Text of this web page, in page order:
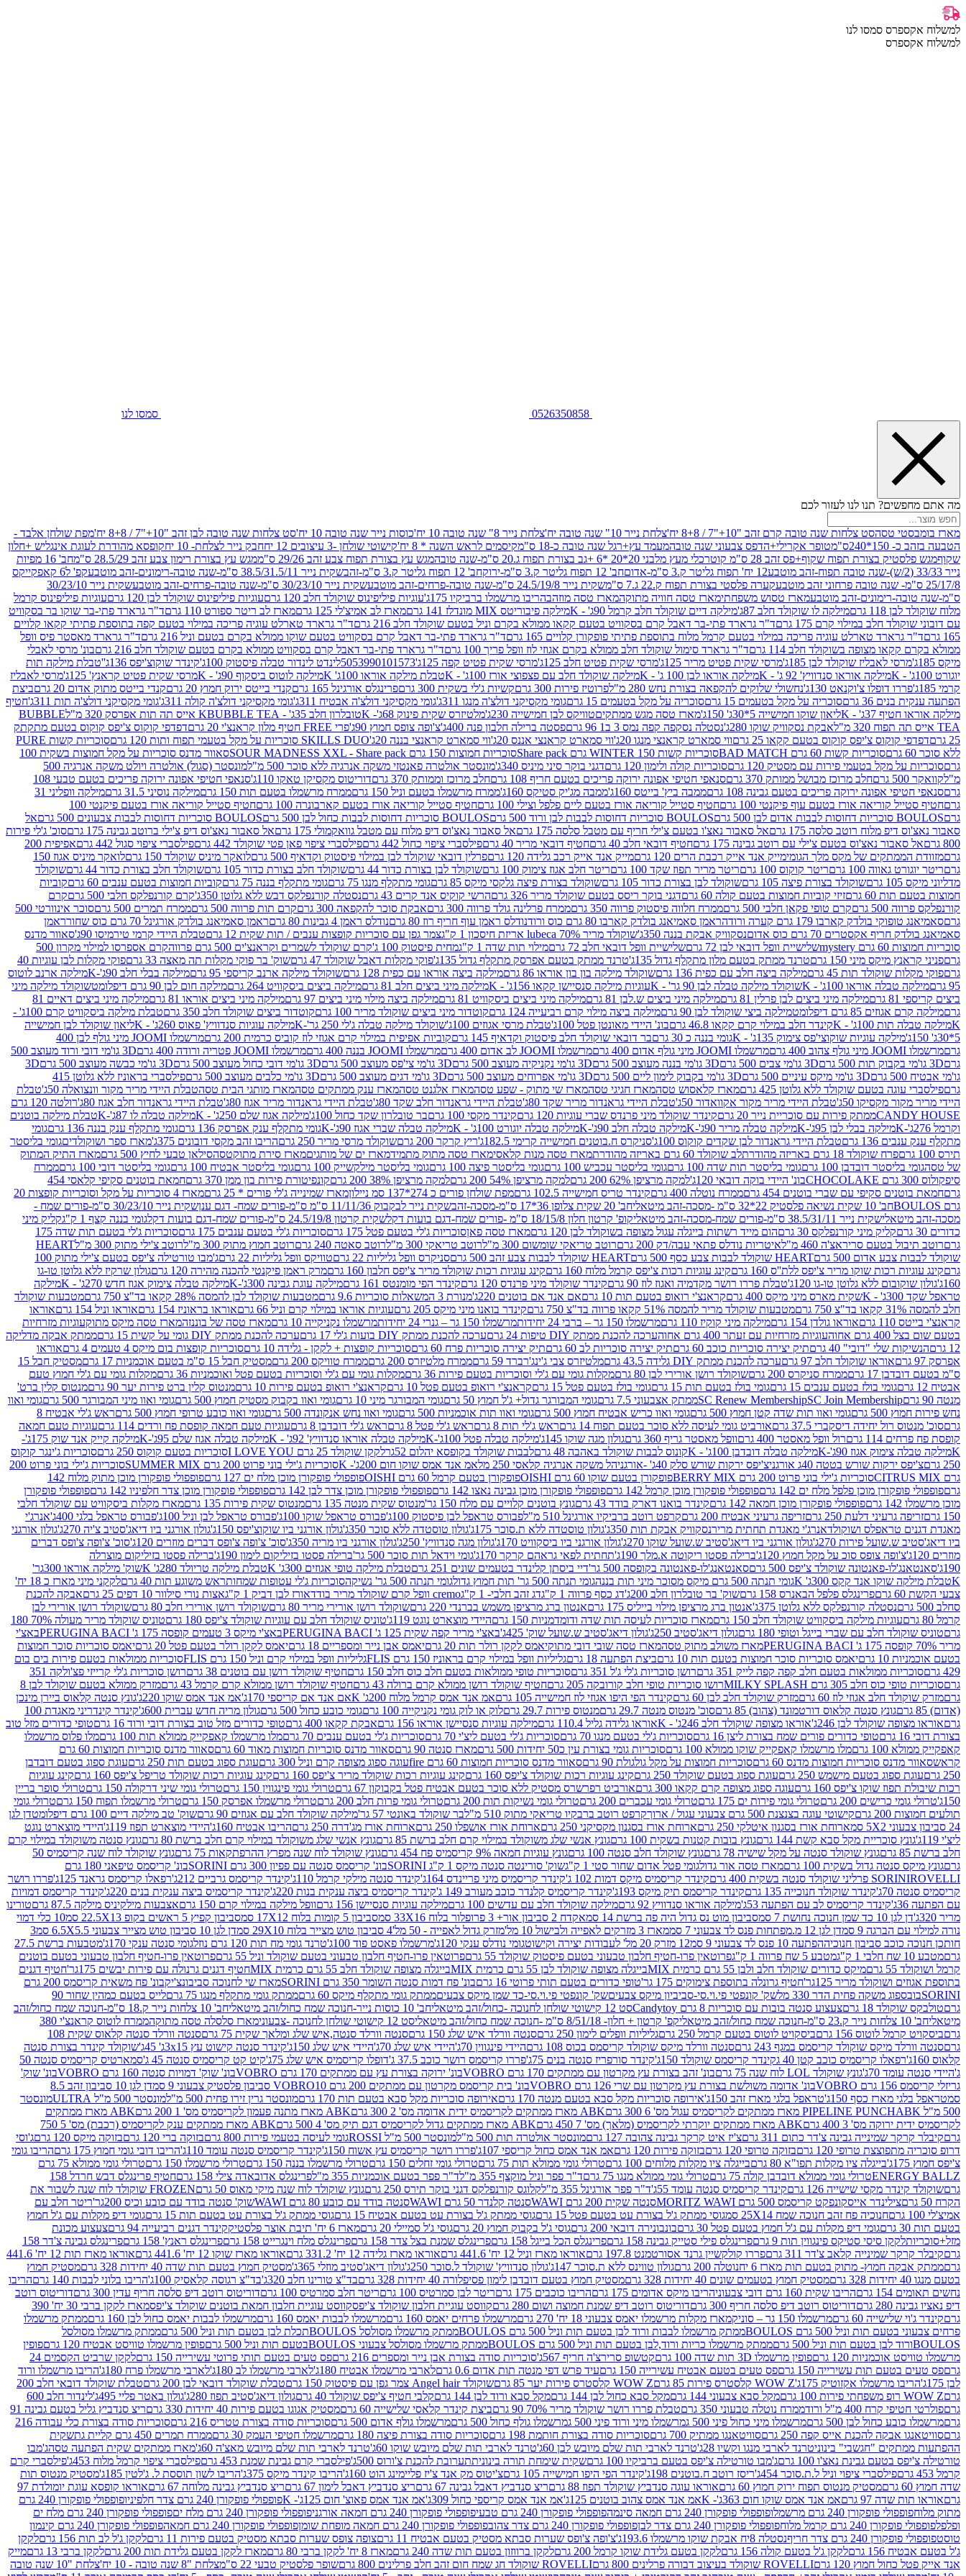
למשלוח אקספרס סמסו לנו
למשלוח אקספרס
0526350858 סמסו לנו
מה אתם מחפשים? תנו לנו לעזור לכם
מארז בומבסטי טסהסט צלחות שנה טובה קרם זהב "10+"7 / 8+8 יח' צלחת נייר 10" שנה טובה יח' צלחת נייר 8" שנה טובה 10 יח' כוסות נייר שנה טובה 10 יח' סט צלחות שנה טובה לבן זהב "10+"7 / 8+8 יח'
מפת שולחן אלבד -
הטבעה בזהב כ- 150*240ס"מ
טופר אקרילי+הדפס צבעוני שנה טובהמעמד עץ+רגל שנה טובה כ-18 ס"מ קיסמים לראש השנה * 8 יח' קישוטי שולחן -3 עיצובים 12 יח חבק נייר לצלחת- 10 יח
קופסא מהודרת לעוגת אינגליש +חלון
שקוףמגש פלסטיק בצורת תפוח שקוף+פס זהב 28 ס"מ קוטר כלי מעץ מלבני 20*20 *6 +גב בצורת תפוח ג.20 ס"מ-שנה טובה מגש עץ בצורת תפוח צבע זהב 29/26 ס"מ מגש עץ בצורת רימון צבע זהב 28.5/29 ס"מ
חב' 16 מפיות
נייר 33/33 (2/ש)-שנה טובה תפוח-זהב מוטבע
12 יח' תפוח גליטר ק.3 ס"מ-אדום חב' 12 תפוח גליטר ק.3 ס"מ-ירוק חב' 12 תפוח גליטר ק.3 ס"מ-זהב שקית נייר 38.5/31.5/11 ס"מ-שנה טובה-רימונים-זהב מוטבע
קפ' ל6 קאפקייקס
25/17/8 ס"מ- שנה טובה פרחוני זהב מוטבע
קערה פלסטי בצורת תפוח ק.22 ג.7 ס"מ שקית נייר 24.5/19/8 ס"מ-שנה טובה-פרחים-זהב מוטבע שקית נייר 30/23/10 ס"מ-שנה טובה-פרחים-זהב מוטבע
שקית נייר 30/23/10
ס"מ-שנה טובה-רימונים-זהב מוטבעמארז טסוש משפחתימארז טסה חוויה מתוקהמארז טסה מוזהבהריבו מרשמלו ברביקיו 175ג' עוגיות פיליפינוס שוקולד חלב 120 גרם עוגיות פיליפינוס שוקולד לבן 120 גרם
עוגיות פיליפינוס קרמל
מלוח שוקולד לבן 118 גרם
מילקה לו שוקולד חלב 87ג' מילקה דיים שוקולד חלב קרמל 90ג' - K מילקה פיבוריטס MIX מונדלז 141 גרם מארז לב אמיצ'לי 125 גרם מארז לב ריטר ספורט 110 גרם
ד"ר גרארד פתי-בר שוקו בר בסקוויט
עם דובוני שוקולד חלב במילוי קרם 175 גרם
ד"ר גרארד פתי-בר דאבל קרם בסקוויט בטעם קקאו ממולא בקרם וניל בטעם שוקולד חלב 216 גרם
ד"ר גרארד טארלט עוגיה פריכה במילוי בטעם קפה בתוספת פתיתי קקאו קלויים
165 גרם
ד"ר גרארד טארלט עוגיה פריכה במילוי בטעם קרמל מלוח בתוספת פתיתי פופקורן קלויים 165 גרם ד"ר גרארד פתי-בר דאבל קרם בסקוויט בטעם שוקו ממולא בקרם בטעם וניל 216 גרם
ד"ר גרארד מאסטר פיס וופל
ממולא בקרם קקאו מצופה בשוקולד חלב 114 גרם
ד"ר גרארד סימול שוקולד חלב ממולא בקרם אגוזי לוז וופל פריך 100 גרם ד"ר גרארד פתי-בר דאבל קרם בסקוויט ממולא בקרם בטעם שוקולד חלב 216 גרם
בונ' מרסי לאבלי
מיקס 185ג'
מרסי לאבליז שוקולד לבן 185ג' מרסי שקית פטיט מריר 125ג' מרסי שקית פטיט חלב 125ג' מרסי שקית פטיט קפה 125ג' 5053990101573לינדט לינדור טבלה פיסטוק 100ג' קינדר שוקוצ'יפס 136ג'
'טבלת מילקה תות
יוגורט 100ג' - K
מילקה אוראו סנדוויץ' 92 ג' - K מילקה אוראו לבן 100 ג' - K מילקה שוקולד חלב עם פצפוצי אורז 100ג' - K טבלת מילקה אוראו 100ג' K מילקה לוטוס ביסקוף 90ג' - K מרסי שקית פטיט קראנץ' 125ג'
מרסי לאבליז
קרמי 185ג'
פררו דופלו צ'וקנאט 130ג' נחשולי שלוקים להקפאה בצורת נחש 280 מ"ל פרוטיז פירות 300 גרם קשיות ג'לי בשקית 300 גרם פרינגלס אורגינל 165 גרם קנדי בייטס ירוק חמוץ 20 גרם קנדי בייטס מתוק אדום 20 גרם
ביצת
הפתעה ענקית בנים 36 גרם
סוכריה על מקל בטעמים 15 גרם סוכריה על מקל בטעמים 15 גרם גומי מקסיקני דולצ'ה מנגו 311ג' גומי מקסיקני דולצ'ה אבטיח 311ג' גומי מקסיקני דולצ'ה קולה 311ג' גומי מקסיקני דולצ'ה תות 311ג'
חטיף
מילקה אוראו חטיף 37ג' - K
ליאון שוקו חמישייה 5*30ג' 150ג' מארז טסה מגש ממתקיםטוויקס לבן חמישייה 230ג' מלטיזרס שקית פינוק 68ג'- K טובלרון חלב 35ג' - K BUBBLE TEA אייס תה תות אפרסק 320 מ"ל
BUBBLE
TEA אייס תה תפוח 320 מ"ל
אבקת נסקוויק שוקו 280ג' נסטלה נסקפה קפה נמס 3 ב1 96 גרם פסטה ברילה חלבון פנה 400ג' צ'ופה צופס חמוץ 90ג' פרי FREE חטיף מלון קראנצ'י 20 גרם
דפדפי קוקוס צ'יפס קוקוס בטעם מתקתק
25 גרם
דפדפי קוקוס צ'יפס קוקוס בטעם קקאו 25 גרם ווי סמארט קראנצי מנגו 20ג' ווי סמארט קראנצי אננס 20ג' ווי סמארט קראנצי בננה 20ג' SKILLS DUO סוכריות על מקל בטעמי תפוח ותות 120 גרם
סוכריות קשות PURE
ללא סוכר 60 גרם
סוכריות קשות 60 גרם BAD MATCH סוכריות קשות WINTER 150 גרם Share pack סוכריות חמוצות 150 גרם SOUR MADNESS XXL - Share pack
סאוור מדנס סוכריות על מקל חמוצות בשקית 100
גרםסוכריות על מקל בטעמי פירות עם מסטיק 120 גרם סוכריות קולה ולימון 120 גרם דגני בוקר סיני מיניס 340ג' מונסטר אולטרה פאנטזי משקה אנרגיה ללא סוכר 500 מ"ל
מונסטר (סגול) אולטרה ויולט משקה אנרגיה 500
מ"לקוואקר 500 גרם חלב מרוכז מבושל ממותק 370 גרם סנאפי חטיפי אפונה ירוקה פריכים בטעם חריף 108 גרם חלב מרוכז וממותק 370 גרם דוריטוס מקסיקן טאקו 110ג'
סנאפי חטיפי אפונה ירוקה פריכים בטעם טבעי 108
גרםסנאפי חטיפי אפונה ירוקה פריכים בטעם גבינה 108 גרם ממבה ביץ' בייטס 160ג' ממבה מג'יק סטיקס 160ג' ממרח מרשמלו בטעם וניל 150 גרם ממרח מרשמלו בטעם תות 150 גרם מילקה נוסיני 31.5 גרם
מילקה וופליני 31
גרםחטיף סטייל קוריאה אורז בטעם עוף פיקנטי 100 גרם חטיף סטייל קוריאה אורז בטעם ליים פלפל וצילי 100 גרם חטיף סטייל קוריאה אורז בטעם קארבונרה 100 גרם
חטיף סטייל קוריאה אורז בטעם פיקנטי 100
גרםBOULOS סוכריות דחוסות לבבות אדום לבן 500 גרם BOULOS סוכריות דחוסות לבבות לבן ורוד 500 גרם BOULOS סוכריות דחוסות לבבות כחול לבן 500 גרם BOULOS סוכריות דחוסות לבבות צבעונים 500 גרם
אל
סאבור נאצ'וס דיפ מלוח רוטב סלסה 175 גרם
אל סאבור נאצ'ו בטעם צ'ילי חריף עם מטבל סלסה 175 גרם אל סאבור נאצ'וס דיפ מלוח עם מטבל גוואקמולי 175 גרם אל סאבור נאצ'וס דיפ צ'ילי ברוטב גבינה 175 גרם
סוכ' ג'לי פירות
800 גרם
אל סאבור נאצ'וס בטעם צ'ילי עם רוטב גבינה 175 גרם חטיף דובאי חלב 40 גרם חטיף דובאי מריר 40 גרם פילסברי ציפוי כחול 442 גרם פילסברי ציפוי פאן פטי שוקולד 442 גרם פילסברי ציפוי סגול 442 גרם
אפיפית 200
גרםמזוודת הממתקים של מקס מלך הגומימייק אנד אייק רכבת הרים 120 גרם מייק אנד אייק רכב גלידה 120 גרם פרלין דובאי שוקולד לבן במילוי פיסטוק וקדאיף 500 גרם לואקר מיניס שוקולד 150 גרם
לואקר מיניס אגוז 150
גרםריטר יוגורט גאווה 100 גרם ריטר קוקוס 100 גרם ריטר מריר תפוז שקד 100 גרם ריטר חלב אגוז צימוק 100 גרם שוקולד לבן בצורת כדור 44 גרם שוקולד חלב בצורת כדור 105 גרם שוקולד חלב בצורת כדור 44 גרם
שוקולד
מדליוני מיקס 105 גרם
שוקולד בצורת פיצה 105 גרם שוקולד לבן בצורת כדור 105 גרם שוקולד בצורת פיצה גלקסי מיקס 85 גרם גומי מתקלף מנגו 75 גרם גומי מתקלף בננה 75 גרם קוביות חמוצות בטעם ענבים 60 גרם
קוביות
חמוצות בטעם תות 60 גרם
זיזי קוביות חמוצות בטעם קולה 60 גרם דגני בוקר ריסס בטעם שוקולד מריר 326 גרם הרשי קוקיס אנד קרים 43 גרם נסטלה קורנפלקס דבש ללא גלוטן 350ג' קרם קורנפלקס חלבי 500 גרם
קרם
קורנפלקס פרווה 500 גרם
קרם טופי פקאן חלבי 500 גרם ממרח חלווה פיסטוק פרווה 350 גרם ממרח פרלינה גולד פרווה 300 גרם אבקת סוכר להקפאה 300 גרם קרם תות פרווה 500 גרם ממרח תמרים 500 גרם
סוכר אינוורטי 500
גרםסאמיאנג טופוקי בולדק קארבו 179 גרם קערה ורודה ראמן סאמיאנג בולדק קארבו 80 גרם כוס ורוד נודלס ראמן עוף חריף רוז 80 גרם נודלס ראמן 4 גבינות 80 גרם ראמן סאמיאנג בולדק אורגינל 70 גרם כוס שחור
ראמן
סאמיאנג בולדק חריף אקסטרים 70 גרם כוס אדום
נסקוויק אבקת בננה 350ג' שוקולד מריר 70% lubeca אריזת חיסכון 1 ק"ג צמר גפן עם סוכריות קופצות ענבים / תות שקית 12 גרם טבלת היידי קרמי טירמיסו 90ג'
סאוור מדנס
סוכריות חמוצות 60 גרם mystery
שלישיית וופל דובאי לבן 72 גרם שלישיית וופל דובאי חלב 72 גרם מילוי תות שדה 1 ק"ג מחית פיסטוק 100 ג' קרם שוקולד לשמרים וקראנצ'ים 500 גרם פרווה
קרם אספרסו למילוי מקרון 500
גרםפניני קראנץ מיקס מיני 150 גרם טרנד ממתק בטעם מלון מתקלף גדול 135ג' טרנד ממתק בטעם אפרסק מתקלף גדול 135ג' פוקי מקלות דאבל שוקולד 47 גרם שוק' בר פוקי מקלות תה מאצה 33 גרם
פוקי מקלות לבן עוגיות 40
גרםפוקי מקלות שוקולד תות 45 גרם מילקה ביצה חלב עם כפית 136 גרם שוקולד מילקה בון בון אוראו 86 גרם מילקה ביצה אוראו עם כפית 128 גרם שוקולד מילקה ארנב קריספי 95 גרם מילקה בבלי חלב 90ג'-K
מילקה ארנב לוטוס
95 גרם
מילקה טבלה אוראו 100ג' - K שוקולד מילקה טבלה לבן 90 גר' - K עוגיות מילקה סנסיישן קקאו 156ג' - K מילקה מיני ביצים חלב 81 גרם מילקה ביצים ביסקוויט 264 גרם מילקה חום לבן 90 גרם דיפלומט
שוקולד מילקה מיני
ביצים קריספי 81 גרם
מילקה מיני ביצים לבן פרלין 81 גרם מילקה מיני ביצים ש.לבן 81 גרם מילקה מיני ביצים ביסקוויט 81 גרם מילקה ביצה מילוי מיני ביצים 97 גרם מילקה מיני ביצים אוראו 81 גרם
מילקה מיני ביצים דאיים 81
גרםמילקה קרם אגוזים 85 גרם דיפלומט מילקה ביצי שוקולד לבן 90 גרם מילקה ביצה מילוי קרם רביעייה 124 גרם קוטדור מיני ביצים שוקולד מריר 100 גרם קוטדור ביצים שוקולד חלב 350 גרם
טבלת מילקה ביסקוויט קרם 100ג' -
Kמילקה טבלה תות 100ג' - K קינדר חלב במילוי קרם קקאו 46.8 גרם בונ' היידי מאונטן פטל 100ג' טבלת מרסי אגוזים 100ג' שוקולד מילקה טבלה ג'לי 250 גר'-K מילקה עוגיות סנדוויץ' פאוס 260ג' - K
ליאון שוקולד לבן חמישייה
5*30ג' 150ג'
מילקה עוגיות שוקוצי'פס צימוק 135ג' - K גומי בננה כ 30 גרם בר דובאי שוקולד חלב פיסטוק וקדאיף 145 גרם קוביות אפיפית במילוי קרם אגוזי לוז קוביס כרמית 200 גרם
מרשמלו JOOMI מיני גולף לבן 400
גרםמרשמלו JOOMI מיני גולף צהוב 400 גרם מרשמלו JOOMI מיני גולף אדום 400 גרם מרשמלו JOOMI לב אדום 400 גרם מרשמלו JOOMI בננה 400 גרם מרשמלו JOOMI פטריה ורודה 400 גרם
3D גו'מי דובי ורוד מעוצב 500
גרם3D גו'מי בקבוק תות 500 גרם 3D גו'מי צבים 500 גרם 3D גו'מי בננה מעוצב 500 גרם 3D גו'מי נקניקיה מעוצב 500 גרם 3D גו'מי צי'פס מעוצב 500 גרם 3D גו'מי דובי כחול מעוצב 500 גרם 3D גו'מי כבשה מעוצב 500 גרם
3D
גו'מי אבטיח 500 גרם
3D גו'מי מיקס עיניים 500 גרם 3D גו'מי בקבוק לימון ליים 500 גרם 3D גו'מי אפרוחים מעוצב 500 גרם 3D גו'מי דגים מעוצב 500 גרם 3D גו'מי כלבים מעוצב 500 גרם
פילסברי בראוניז ללא גלוטן 415
גרםפילסברי עוגה בטעם שוקולד ללא גלוטן 425 גרם מארז קלאסוש טסהמארז חגיגי טסהמארז שי מתוק - שפע טסהמארז אלגנט טסהמארז ענק ממתקים טסהמארז מותגי הבית טסהטבלת היידי מריר מקור וונצואלה 50ג'
טבלת
היידי מריר מקור מקסיקו 50ג'
טבלת היידי מריר מקור אקוואדור 50ג' טבלת היידי גראנדור מריר שקד 80ג' טבלת היידי גראנדור חלב שקד 80ג' טבלת היידי גראנדור מריר אגוז 80ג' טבלת היידי גראנדור חלב אגוז 80ג'
רולטה 120 גרם
CANDY HOUSEממתק פירות עם סוכריית נייר 20 גרם קינדר שוקולד מיני פרנדס שברי עוגיות 120 גרם קינדר מקסי 100 גרם בר טובלרון שקד כחול 100ג' מילקה אגוז שלם 250ג' - K מילקה טבלה לו 87ג'-K
טבלת מילקה בוטנים
וקרמל 276ג'-K
מילקה בבלי לבן 95ג'-K מילקה טבלה מריר 90ג'-K מילקה טבלה חלב 90ג'-K מילקה טבלה יוגורט 100ג' - K מילקה טבלה שברי אגוז 90ג'-K גומי מתקלף ענק אפרסק 136 גרם גומי מתקלף ענק בננה 136 גרם
גומי
מתקלף ענק ענבים 136 גרם
טבלת היידי גראנדור לבן שקדים קוקוס 100ג' סניקרס ח.בוטנים חמישייה קרימי 182.5ג' ריץ קרקר 200 גרם שוקולד מרסי מריר 250 גרם הריבו זהב מקסי דובונים 375ג' מארז ספר ושוקולדיםגומי בליסטר
תירס 100 גרם
פרח שוקולד 18 גרם באריזה מהודרת לב שוקולד 60 גרם באריזה מהודרת מארז טסה מנות קלאסימארז טסה מתוק מתמידמארז ים של מותגיםמארז סירת מתוקטסהסילאן טבעי לחיץ 500 גרם
מארז התיק המתוק
של טסהגומי בליסטר דובדבן 100 גרם גומי בליסטר תות שדה 100 גרם גומי בליסטר עכביש 100 גרם גומי בליסטר פיצה 100 גרם גומי בליסטר מילקשייק 100 גרם גומי בליסטר אבטיח 100 גרם גומי בליסטר דובי 100 גרם
ממרח
סיפקולוס 300 גרם CHOCOLAKE
בונ' היידי בוקה דובאי 120ג' למקה מרציפן 62% 200 גרם למקה מרציפן 54% 200 גרם למקה מרציפן 38% 200 גרם קונפיטורת פירות בון ממן 370 גרם
חמאת בוטנים סקיפי קלאסי 454
גרםחמאת בוטנים סקיפי עם שברי בוטנים 454 גרם ממרח נוטלה 400 גרם קינדר טריס חמישייה 102.5 גרם מפת שולחן פורים כ 274*137 סמ ניילון מארז שמינייה ג'לי פורים * 25 גרם
מארז 4 סוכריות על מקל וסוכריות קופצות 20
גרם BOULOS
חב' 10 שקית נשיאה פלסטיק 22*32 ס"מ -מסכה-זהב מיטאלי חב' 20 שקית צלופן 36*17 ס"מ-מסכה-זהב שקית נייר לבקבוק 11/11/36 ס"מ ס"מ-פורים שמח- דגם ענן
שקית נייר 30/23/10 ס"מ-פורים שמח -
מסכה-זהב מיטאלישקית נייר 38.5/31/11 ס"מ-פורים שמח-מסכה-זהב מיטאלי קופ' קרטון חלון 18/15/8 ס"מ -פורים שמח-דגם בועות דקל שקית קרטון 24.5/19/8 ס"מ-פורים שמח-דגם בועות דקל גומי בננה קצף 1 ק"ג
קליק מיני
כדורים 30 גרם
קליק מיני קורנפלקס 30 גרם הום מייד רשתות בייגלה עגול מצופה בשוקולד לבן 120 גרם מארז טסה פאןסוכריות ג'לי בטעם פטל 175 גרם סוכריות ג'לי בטעם ענבים 175 גרם
סוכריות ג'לי בטעם תות שדה 175
גרםרוטב תיבול בטעם סריראצ'ה 460 מ"ל איטריות נודלס פתאי עבה/דק 200 גרם רוטב טריאקי שומשום 300 מ"ל רוטב טריאקי 300 מ"ל רוטב סאטה 240 גרם רוטב חמוץ מתוק 300 מ"ל רוטב צ'ילי מתוק 300 מ"ל
HEART
שוקולד לבבות צבע אדום 500 גרם
HEART שוקולד לבבות צבע כסף 500 גרם HEART שוקולד לבבות צבע זהב 500 גרם סניקרס וופל גליליות 22 גרם טוויקס וופל גליליות 22 גרם
ג'מבו טורטילה צ'יפס בטעם צ'ילי מתוק 100
גרםקינג עוגיות רכות שוקו מריר צ'יפס ללת''ס 160 גרם קינג עוגיות רכות צ'יפס קרמל מלוח 160 גרם קינג עוגיות רכות שוקולד מריר צ'יפס חלבון 160 גרם מרק ראמן פיקנטי להכנה מהירה 120 גרם
גולון שרקיז ללא גלוטן טו-גו
160ג' גולון שוקובום ללא גלוטן טו-גו 120ג' טבלת פררו רושר מקדמיה ואגוז לוז 90 גרם קינדר שוקולד מיני פרנדס 120 גרם קינדר הפי מומנטס 161 גרם מילקה עוגת גבינה 300ג'-K מילקה טבלה צימוק אגוז חדש 270ג' - K
מילקה
טראפל שקד 300ג' - K
שקית מארס מיני מיקס 400 גרם קראנצ'י רואופ בטעם תות 10 גרם אם אנד אם בוטנים 220ג' מנורת 3 המשאלות סוכריות 9.6 גרם מטבעות שוקולד לבן להמסה 28% קקאו בד"צ 750 גרם
מטבעות שוקולד
חלב להמסה 31% קקאו בד"צ 750 גרם
מטבעות שוקולד מריר להמסה 51% קקאו פרווה בד"צ 750 גרם קינדר בואנו מיני מיקס 205 גרם עוגיות אוראו במילוי קרם וניל 66 גרם אוראו בראוניז 154 גרם אוראו וניל 154 גרם
אוראו
קראנצ'י בייטס 110 גרם
אוראו גולדן 154 גרם מילקה מיני קוקיז 110 גרם מרשמלו 150 גר – ברבי 24 יחידות מרשמלו 150 גר – גנרי 24 יחידות מרשמלו נקניקייה 10 גרם מארז טסה של בוננזהמארז טסה מיקס מתוקעוגיות מזרחיות
בטעם שום בצל 400 גרם אחוה
עוגיות מזרחיות עם זעתר 400 גרם אחוה ערכה להכנת ממתק DIY טיפות 24 גרם ערכה להכנת ממתק DIY בועות ג'לי 17 גרם ערכה להכנת ממתק DIY גומי על קשית 15 גרם
ממתק אבקה מדליקה
12 גרם
הנשיקות שלי "דובי" 40 גרם תיק יצירה סוכריות כוכב 60 גרם תיק יצירה סוכריות לב 60 גרם תיק יצירה סוכריות פרח 60 גרם סוכריות קופצות + לקקן - גלידה 10 גרם סוכריות קופצות בום מיקס 4 טעמים 4 גרם
אוראו
אפרסק 97 גרם
אוראו שוקולד חלב 97 גרם ערכה להכנת ממתק DIY גלידה 43.5 גרם מלטיזרס צבי ג'ינג'רברד 59 גרם ממרח מלטיזרס 200 גרם ממרח טוויקס 200 גרם מסטיק חבל 15 ס"מ בטעם אוכמניות 17 גרם
מסטיק חבל 15
ס"מ בטעם דובדבן 17 גרם
ממרח סניקרס 200 גרם שוקולד רושן אורירי לבן 80 גרם מקלות גומי עם ג'לי וסוכריות בטעם פירות 36 גרם מקלות גומי עם ג'לי וסוכריות בטעם פטל ואוכמניות 36 גרם
מקלות גומי עם ג'לי חמוץ טעם
אבטיח 12 גרם
גומי בולז בטעם ענבים 15 גרם גומי בולז בטעם תות 15 גרם גומי בולז בטעם פטל 15 גרם קראנצ'י רואופ בטעם פטל 10 גרם קראנצ'י רואופ בטעם פירות 10 גרם מנטוס קלין ברט פירות יער 90 גרם
מנטוס קלין ברט'
מנטה 90 גרם
SC Renew MembershipSC Join Membership ממתק אצבעוני 7.5 גרם גומי המבורגר גדול+ ג'ל חמוץ 50 גרם גומי המבורגר מיני 10 גרם גומי ואוו בקבוק מסטיק חמוץ 500 גרם גומי ואוו מיני המבורגר 500 גרם
גומי ואוו
נחש פירות חמוץ 500 גרם
גומי ואוו תות שדה קטן חמוץ 500 גרם גומי ואוו כריש אבטיח חמוץ 500 גרם גומי ואוו תות אוכמניות 500 גרם גומי ואוו נחש אנקונדה 500 גרם גומי ואוו כובע טרופי חמוץ 500 גרם
ראש ג'לי אבטיח 8
גרםסוכ' מנטוס רול יחידה דיסקברי 37.5 גרם אורביט גומי לעיסה ללא סוכר בטעם תפוח 14 גרם ראש ג'לי תות 8 גרם ראש ג'לי פטל 8 גרם ראש ג'לי דובדבן 8 גרם עוגיות טעם חמאה קופסת פח ורדים 114 גרם
עוגיות טעם חמאה
קופסת פח פרחים 114 גרם
רול וופל מאסטר 400 גרם וופל מאסטר גריף 360 גרם גולון מגה שוקו 145ג' מילקה טבלה פטל 100ג'-K מילקה טבלה אוראו סנדוויץ' 92ג' - K מילקה טבלה אגוז שלם 95ג'-K
מילקה קייק אנד שוק 175ג'-
Kמילקה טבלה צימוק אגוז 90ג'-K מילקה טבלה דובדבן 100ג' - K קונוס לבבות שוקולד באהבה 48 גרם לבבות שוקולד בקופסא יהלום 52גר לקקן שוקולד 25 גרם I LOVE YOU סוכריות בטעם קוקוס 250 גרם
סוכריות ג'ינגר קוקוס
250 גרם
צ'יפס ירקות שורש בטטה 40ג אורגני צ'יפס ירקות שורש סלק 40ג' -אורגני הל משקה אנרגיה קלאסי 250 מל אמ אנד אמס שוקו חום 200ג'- K סוכריות ג'ילי בוני פרוט 200 גרם SUMMER MIX
סוכריות ג'ילי בוני פרוט 200
גרם CITRUS MIX
סוכריות ג'ילי בוני פרוט 200 גרם BERRY MIX פופקורן בטעם שוקו 60 גרם OISHI פופקורן בטעם קרמל 60 גרם OISHI פופפולי פופקורן מוכן מלח ים 127 גרם
פופפולי פופקורן מוכן מתוק מלוח 142
גרםפופפולי פופקורן מוכן פלפל מלח ים 142 גרם פופפולי פופקורן מוכן קרמל 142 גרם פופפולי פופקורן מוכן גבינה נאצו 142 גרם פופפולי פופקורן מוכן צדר לבן 142 גרם פופפולי פופקורן מוכן צדר חלפיניו 142 גרם
פופפולי פופקורן
מוכן מרשמלו 142 גרם
פופפולי פופקורן מוכן חמאה 142 גרם קינדר בואנו דארק בודד 43 גרם גונץ בוטנים קלויים עם מלח 150 גר' מנטוס שקית מנטה 135 גרם מנטוס שקית פירות 135 גרם
מארז מקלות ביסקוויט עם שוקולד חלבי
150 גרם
זריפה גרעיני דלעת 250 גרם זריפה גרעיני אבטיח 200 גרם קרפט רוטב ברביקיו אורגינל 510 מ"ל פבורס טראפל לבן פיסטוק 100ג' פבורס טראפל שוקו 100ג' פבורס טראפל לבן וניל 100ג' פבורס טראפל בלגי 400ג'
אנרג'י
מאגדת דגנים טראפלס ושוקולדאנרג'י מאגדת תחתית מרירנסקוויק אבקת תות 350ג' גולון טוסטדה ללא ת.סוכר 175ג' גולון טוסטדה ללא סוכר 350ג' גולון אורגני ביו שוקוצ'יפס 150ג' גולון אורגני ביו דיאג'סטיב צ'יה 270ג'
גולון אורגני
ביו דיאג'סטיב ש.שועל פירות 270ג'
גולון אורגני ביו דיאג'סטיב ש.שועל שוקו 270ג' גולון אורגני ביו ביסקוויט 170ג' גולון מגה סנדוויץ' 250ג' גולון אורגני ביו מריה 350ג' סוכ' צ'ופה צ'ופס דברים מוזרים 120ג'
סוכ' צ'ופה צ'ופס דברים
מוזרים 120ג'
צ'ופה צופס סוכ על מקל חמוץ 120ג' ברילה פסטו ריקוטה א.מלך 190ג' תחתית לפאי גראהם קרקר 170ג' גומי וידאל תות סוכר 500 גר' ברילה פסטו בזיליקום לימון 190ג'
ברילה פסטו בזיליקום מוצרלה
190ג' סאנטאנג'לו-פאנטונה שוקולד צ'יפס 500 גרם סאנטאנג'לו-פאנטונה בקופסה 500 גר' דיי ביסתן קלינדר בטעמים שונים 251 גרם טבלת מילקה טופי אגוזים 300ג' K טבלת מילקה טריולד 280ג' K
שוק' מילקה אוראו 300גר'
Kטבלת מילקה שוקו אנד קקס 300ג' K גומי תנתה 500 גרם מיקס מסוכר מיני תות בננה גומי תנתה 500 גר' תות חמוץ גדול גומי תנתה 500 גר' נשיקה סוכריות ג'לי עטופות שמחותראש משוגע תות 40 גרם
לקקני מיני מארז כ 18 יח'
צבעי הקשת 60 גרם
פרינגלס פלפל הבאנרס 158 גרם שוק' בר טובלרון חלב 200ג' דג כסף פרווה 1 ק"ג דג זהב חלבי- 1 ק"ג cremo וופל קרם שוקולד מריר בודד אורז לבן דביק 1 ק"ג אצות נורי סילוור 10 דפים 25 גרם
אבקה להכנת
סחלב 500 גרם
נסטלה קורנפלקס ללא גלוטן 375ג' אנטון ברג מרציפן מילוי בייליס 175 גרם אנטון ברג מרציפן משמש בברנדי 220 גרם שוקולד רושן אורירי מריר 80 גרם שוקולד רושן אורירי חלב 80 גרם
שוקולד רושן אורירי לבן
קרמל 80 גרם
עוגיות מילקה ביסקוויט שוקולד חלב 150 גרם מארז סוכריות לעיסה תות שדה ודומדמניות 150 גרם היידי מוצארט נוגט 119ג' טוניס שוקולד חלב עם עוגיות שוקולד צ'יפס 180 גרם
טוניס שוקולד מריר מעולה 70% 180
גרםטוניס שוקולד חלב עם שברי בייגל וטופי 180 גרם גולון דיאג'סטיב 250ג' גולון דיאג'סטיב ש.שועל שוק' 425ג' באצ'י מריר קפה שקית 125 ג' PERUGINA BACI באצ'י מיקס 3 טעמים קופסה 175 ג' PERUGINA BACI
באצ'י
מריר 70% קופסה 175 ג' PERUGINA BACI
מארז משולב מתוק טסהמארז טסה שובי דובי מתוקיאמס לקקן רולר תות 20 גרם יאמס אבן נייר ומספריים 18 גרם יאמס לקקן רולר בטעם פטל 20 גרם
יאמס סוכריות סוכר חמוצות
בטעם אוכמניות 10 גרם
יאמס סוכריות סוכר חמוצות בטעם תות 10 גרם ביצת הפתעה 18 גרם גליליות וופל במילוי קרם בראוניז 150 גרם FLIS גליליות וופל במילוי קרם וניל 150 גרם FLIS
סוכריות ממולאות בטעם פירות בים בום
429 גרם
סוכריות ממולאות בטעם חלב קפה קפה לייק 351 גרם רושן סוכריות ג'לי ג'ל 351 גרם סוכריות טופי ממולאות בטעם חלב כוס חלב 150 גרם חטיף שוקולד רושן עם בוטנים 38 גרם
רושן סוכריות ג'לי קרייזי פצ'ולקה 351
גרםסוכריות טופי כוס חלב 305 גרם MILKY SPLASH רושו סוכריות טופי חלב קורובקה 205 גרם חטיף שוקולד רושן ממולא קרם ברולה 43 גרם חטיף שוקולד רושן ממולא קרם קרמל 43 גרם
מזרק ממולא בטעם שוקולד לבן 8
גרםמזרק שוקולד חלב אגוזי לוז 60 גרם מזרק שוקולד חלב לבן 60 גרם קינדר הפי היפו אגוזי לוז חמישייה 105 גרם אמ אנד אמס קרמל מלוח 200ג' K אם אנד אם קריספי 170ג' אמ אנד אמס שוקו 220ג'
גונץ סנטה קלאוס ביירן מינכן
(אדום) 85 גרם
גונץ סנטה קלאוס דורטמונד (צהוב) 85 גרם סוכ' מנטוס מנטה 29.7 גרם מנטוס פירות 29.7 גרם לוק או לוק גומי נקניקייה 100 גרם גומי כובע כחול 500 גרם גולון מריה חדש עברית 600ג'
קינדר קינדריני מאגדת 100
גרםאוראו מצופה שוקולד לבן 246ג' אוראו מצופה שוקולד חלב 246ג' - K אוראו גלידה גליל 110.4 גרם מילקה עוגיות סנסיישן אוראו 156 גרם אבקת קקאו 400 גרם טופי כדורים מזל טוב בצורת דובי ורוד 16 גרם
טופי כדורים מזל טוב
בצורת דובי 16 גרם
טופי כדורים פורים שמח בצורת ליצן 16 גרם סוכריות ג'לי בטעם מנגו 70 גרם סוכריות ג'לי בטעם ליצ'י 70 גרם סוכריות ג'לי בטעם ענבים 70 גרם מלו מרשמלו קאפקייק ממולא תות 100 גרם
מלו פלוס מרשמלו
קאפקייק ממולא 100 גרם
מלו מרשמלו קאפקייק שוקו ממולא 100 גרם סוכריות גומי בצורת עין כ50 יחידות 500 גרם מארז סנטה 90 גרם סאוור מדנס סוכריות חמוצות מאוד 60 גרם
סאוור מדנס סוכריות חמוצות 60 גרם
קראשסאוור מדנס סוכריות חמוצות מדנס 60 גרם סוכריות חמוצות על מקל גולגולת 90 גרם סאוור מדנס סוכריות חמוצות 60 גרם fire עוגה ספוג מצופה קרם וניל 300 גרם עוגת ספוג בטעם תות 250 גרם
עוגת ספוג בטעם דובדבן
250 גרם
עוגת ספוג בטעם מישמש 250 גרם עוגת ספוג בטעם שוקולד 250 גרם קינג עוגיות רכות שוקולד צ'יפס 160 גרם קינג עוגיות רכות שוקולד מריר צ'יפס 160 גרם קינג עוגיות רכות שוקולד טריפל צ'יפס 160 גרם
קינג עוגיות
רכות שיבולת תפוז שוקו צ'יפס 160 גרם
עוגה ספוג מצופה קרם קקאו 300 גרם אורביט רפרשרס מסטיק ללא סוכר בטעם אבטיח פטל בקבוקון 67 גרם טרולי גומי פינגווין 150 גרם טרולי גומי שיני דרקולה 150 גרם
טרולי סופר בריין
150ג' טרולי גומי כרישים 200 גרם טרולי גומי פירות ים 175 גרם טרולי גומי עכברים 200 גרם טרולי גומי נשיקות תות 200 גרם טרולי גומי פרות חלב 200 גרם טרולי מרשמלו אפרסק 150 גרם טרולי מרשמלו תפוח 150 גרם
טרולי גומי
תולעים חמוצות 200 גרם
קישוטי עוגה בצנצנת 500 גרם צבעוני עגול / ארוך קרפט רוטב ברבקיו טריאקי מתוק 510 מ"ל בר שוקולד באונטי 57 גר' מילקה שוקולד חלב עם אגוזים 90 גרם שוק' טב מילקה דיים 100 גרם דיפלומט
דן לגן
24 סביבון צבעוני 5X2 סמ
ארוחת אורז בסגנון איטלקי 250 גרם ארוחת אורז בסגנון מקסיקני 250 גרם ארוחת אורז אושפלו 250 גרם ארוחת אורז מג'דרה 250 גרם הריבו אבטיח 160ג' היידי מוצארט תפוז 119ג'
היידי מוצארט נוגט
ליצ'י 119ג'
גונץ סוכריית מקל סבא קשת 144 גרם גונץ בובות קטנות בשקית 100 גרם גונץ אנשי שלג משוקולד במילוי קרם חלב ברשת 85 גרם גונץ אנשי שלג משוקולד במילוי קרם חלב ברשת 80 גרם
גונץ סנטה משוקולד במילוי קרם
חלב ברשת 85 גרם
גונץ שוקולד סנטה על מקל שישיה 78 גרם גונץ שוקולד חלב סנטה 100 גרם גונץ עוגיות חמאה 9% קריסמיס פח 454 גרם גונץ שוקולד לוח שנה מפרץ ההרפתקאות 75 גרם
גונץ שוקולד לוח שנה קריסמיס 50
גרםגונץ מיקס סנטה גדול בשקית 100 גרם מארז טסה אור גדולגומי פטל אדום שחור סטי 1 ק"ג שוק' סורינטה סנטה מיקס 1 ק"ג SORINI בונ' קריסמס סנטה עם פפיון 300 גרם SORINI
בונ' קריסמס טיפאני 180 גרם
SORINIROVELLI פרליני שוקולד סנטה בשקית 400 גרם קינדר קריסמיס מיקס דמות 102 ג' קינדר קריסמיס מיני פריינדס 164ג' קינדר סנטה מילקי קרמל 110ג' קינדר קריסמס גרביים 212ג' רפאלו קריסמס גראנד 125ג'
פררו רושר
קריסמיס סנטה 70ג'
קינדר שוקולד חנוכייה 135 גרם קינדר קריסמס תיק מיקס 193ג' קינדר קריסמיס קלנדר כוכב מעורב 149 ג' קינדר קריסמיס ביצה ענקית בנות 220ג' קינדר קריסמיס ביצה ענקית בנים 220ג'
קינדר קריסמס דמויות
עם הפתעה 36ג'
קינדר קריסמיס לב עם הפתעה 53ג' מילקה אוראו סנדוויץ 92 גרם מילקה שוקולד חלב עם עדשים 100 גרם מילקה עוגיות סנסיישן 156 גרם וופל מילקה במילוי קרם 150 גרם אצבעות מילקיניס מילקה 87.5 גרם
טורינו
מריר 320ג'
דן לגן 10 כד שמן חנוכה נחושת 7 סמ סביבון מוט נס גדול היה פה ברשת 14 סמ אקדח 2 סביבון אור+ 3 פרופלור בלוח 33X16 סמ סביבון 5 קומות בלוח 17X12 סמ סביבון קפיץ 5 ראשים בקופ 22.5X13 סמ
10 כלי דמוי
נורה למילוי עם הברגה 9 סמ
דן לגן 12 מ.מפתחות פנס לד צבעוני 7 סמ מארז 3 מזרקים לאפייה ולבישול 10 מל' מזרק גדול לאפייה - 50 מל' 4 סביבון טוש מצייר בלוח 29X10 סמ דן לגן 10 סביבון טוש מצייר צבעוני 6.5X5.5 סמ
3
חותכן חנוכה כוכב סביבון חנוכיההפתעה 10 פנס לד צבעוני 9 סמ 12 מזרק 20 מל' לעבודות יצירה וקישוט גומי נודלס ענקי 120ג' מרשמלו פאסט פוד 100ג' טרנד גומי מח תות 120 גרם נוזל גומי סנטה ענקי 170ג'
מטבעות ברשת 27.5
גרםמטבע 10 שח חלבי 1 ק"ג מטבע 5 שח פרווה 1 ק"ג פרוטאין פרו-חטיף חלבון טבעוני בטעם פיסטוק שוקולד 55 גרם פרוטאין פרו-חטיף חלבון טבעוני בטעם שוקולד וניל 55 גרם
פרוטאין פרו-חטיף חלבון טבעוני בטעם בוטנים
קרמל ושוקולד 55 גרם
מיקס כדורים שוקולד חלב ולבן 55 גרם כרמית MIX בייגלה מצופה שוקולד לבן 55 גרם כרמית MIX בייגלה מצופה שוקולד חלב 55 גרם כרמית MIX חטיף דגנים גרנולה עם פירות יבשים 175גר'
חטיף דגנים
בתוספת אגוזים ושוקולד מריר 125גר'
חטיף גרונלה בתוספת צימוקים 175 גר' טופי כדורים בטעם תותי פרוטי 16 גרם בונ' פח דמות סנטה השומר 350 גרם SORINI מארז שי לחנוכה סביבונצ'יק
בונ' פח משאית קריסמס 200 גרם
SORINIבובספוג משקה פחית הדר 330 מל שק' קונפטי פי.וי.סי-סביביון מיקס צבעיםשק' קונפטי פי.וי.סי-כד שמן מיקס צבעיםממתק גומי מתקלף מיקס 60 גרם ממתק גומי מתקלף מנגו 75 גרם
לייס בטעם כמהין שחור 90
גרםטולבקס שוקולד 18 גרם צעצוע סנטה בובות עם סוכריות 8 גרם Candytoy סט 12 קישוטי שולחן לחנוכה -כחול/זהב מיטאלי חב' 10 כוסות נייר-חנוכה שמח כחול/זהב מיטאלי
חב' 10 צלחות נייר ק.18 ס"מ-חנוכה שמח כחול/זהב
מיטאליחב' 10 צלחות נייר ק.23 ס"מ-חנוכה שמח כחול/זהב מיטאלי קפ' קרטון + חלון- 8/51/18 ס"מ -חנוכה שמח כחול/זהב מיטאלי סט 12 קישוטי שולחן לחנוכה -צבעוני מארז סלסלה טסה מתוקה
ממרח לוטוס קראנצ'י 380
גרםביסקויט קרמל לוטוס 156 גרם ביסקויט לוטוס בטעם קרמל 250 גרם גליליות וופלים לימון 250 גרם סנטה וורלד איש שלג 150 גרם סנטה וורלד סנטה,איש שלג ומלאך שקית 75 גרם
סנטה וורלד סנטה קלאוס שקית 108
גרםסנטה וורלד מיקס שוקולד קריסמס במגף 243 גרם סנטה וורלד מיקס שוקולד קריסמס בכוס 108 גרם היידי פינגווין 70ג' היידי איש שלג 70ג' היידי איש שלג 150ג' קינדר סנטה קישוט עץ 3x15ג' 45ג'
שוקולד קינדר בצורת סנטה
קלאוס 160ג'
רפאלו קריסמיס כוכב קטן 40 ג קינדר קריסמס שוקולד 150ג' קינדר סורפריז סנטה בנים 75ג' פררו קריסמס רושר כוכב 37.5 ג' דופלו קריסמיס איש שלג 75ג' קיט קט קריסמיס סנטה 45 ג'
סמארטיס קריסמיס סנטה 50
ג'היידי סנטה עומד 70ג' גונץ שוקולד LOL לוח שנה 75 גרם בונ' זהב בצורת עץ מקרטון עם ממתקים 170 גרם VOBRO בונ' ירוקה בצורת עץ עם ממתקים 170 גרם VOBRO בונ' שוק' דמויות סנטה 160 גרם VOBRO
בונ' שוק'
גריזלי קריסמס 156 גרם VOBRO
בונ' אדומה משולשת בצורת עץ מקרטון עם שרי 126 גרם VOBRO בונ' בית קריסמס מקרטון עם ממתקים 200 גרם VOBRO 10 סביבון פלסטיק צבעוני 9 סמ
דן לגן 10 סביבון זהב 8.5
סמטראפל בלגי מארז כסף 150ג' טראפל בלגי מארז זהב 150ג' אירופה סוכריות מקל סבא בטעם מנטה 170 גרם אירופה סוכריות מקל סבא בטעם תות 170 גרם מונסטר גרין זירו פחית 500 מ"ל מונסטר 500 מ"ל ULTRA
מונסטר
500 מ"ל PIPELINE PUNCH
ABK מארז ממתקים לקריסמיס עגול מס' 6 300 גרם ABK מארז ממתקים לקריסמיס ידית אדומה מס' 2 300 גרם ABK מארז מתנה פעמון לקריסמיס מס' 1 200 גרם
ABK מארז ממתקים
לקריסמיס ידית ירוקה מס' 3 400 גרם
ABK מארז ממתקים יוקרתי לקריסמיס (מלאך) מס' 7 450 גרם ABK מארז ממתקים גדול לקריסמיס דגם תיק מס' 4 500 גרם
ABK מארז ממתקים ענק לקריסמיס (רכבת) מס' 5 750
גרםקיבלר קרקר שמינייה גבינה צ'דר כתום 311 גרם צ'יז איט קרקר גבינה צהובה 127 גרם מונסטר אולטרה תות 500 מ"ל מונסטר 500 מ"ל ROSSI גומי לעיסה בטעמי פירות 800 גרם בזוקה ברי 120 גרם בזוקה מיקס 120 גרם
ג'וסי
דרופ סוכריה מתפוצצת טרופי 120 גרם
בזוקה טרופי 120 גרם בזוקה פירות 120 גרם אמ אנד אמס כחול קריספי 107ג' פררו רושר קריסמיס עץ אשוח 150ג' קינדר קריסמיס סנטה עומד 110ג' הריבו דובי גומי חמוץ 175 גרם
הריבו גומי
צ'יפס חמוץ 175ג'
בייגלה ציו מקלות תפו"א 80 גרם בייגלה ציו מקלות מלוחים 100 גרם טרולי גומי ממולא תות 75 גרם טרולי גומי זחלים 150 גרם טרולי מרשמלו בננה 150 גרם טרולי מרשמלו 150 גרם
טרולי גומי ממולא 75 גרם
ENERGY BALLZטרולי גומי ממולא דובדבן קולה 75 גרם טרולי גומי ממולא מנגו 75 גרם ד"ר פפר וניל מוקצף 355 מ"ל ד"ר פפר בטעם אוכמניות 355 מ"ל פרינגלס אדובאדה צילי 158 גרם
חטיף פרינגלס דבש חרדל 158
גרםשוקולד קינדר מקסי שישייה 126 גרם קינדר קריסמיס סנטה עומד 55ג' ד"ר פפר אורגינל 355 מ"ל קלוגס קורנפלקס דגני בוקר תירס 250 גרם גונץ שוקולד לוח שנה מיקי מאוס 50 גרם
FROZEN שוקולד לוח שנה לשבור את
הקרח 50 גרם
צילינדר אייסקונפקט קריסמס 500 גרם MORITZ WAWI סנטה שקית 200 גרם WAWI סנטה קלנדר 50 גרם WAWI סנטה בודד עם כובע 80 גרם WAWI שוק' סנטה בודד עם כובע וכיס 200גר'
ריטר חלב עם
אמיצ'לי 100 גרם
חנוכיה פח זהב חנוכה שמח 25X14 סמ גוסי ממתק ג'ל בצורת עט בטעם פטל 15 גרם גוסי ממתק ג'ל בצורת עט בטעם אבטיח 15 גרם גוסי ממתק ג'ל בצורת עט בטעם תות 15 גרם
גומי דיפ מקלות עם ג'ל חמוץ
בטעם תות 30 גרם
גומי דיפ מקלות עם ג'ל חמוץ בטעם פטל 30 גרם בונבונירה דובאי 200 גרם גוסי ג'ל בקבוק חמוץ 20 גרם גוסי ג'ל סמיילי 20 גרם מארז 6 יח' תיבת אוצר פלסטיק קינדר דגנים רביעייה 94 גרם
צעצוע מכונת
מזל+סוכריותלקקן סיסי סטיקס פינגווין תות 9 גרם פרינגלס פילי סטייק גבינה 158 גרם פרינגלס הכל בייגל 158 גרם פרינגלס שמנת בצל צדר 158 גרם פרינגלס מלח וינגרייט 158 גרם פרינגלס ראנץ' 158 גרם
פרינגלס גבינה צ'דר 158
גרםקיבלר קרקר שמינייה קלאב צ'דר 311 גרם פררו קולקשיין גרנד אסורטמנט 197.8 גרם אוראו מארז וניל 12 יח' 441.6 גרם אוראו מארז גלידה 12 יח' 331.2 גרם אוראו מארז שוקו 12 יח' 441.6 גרם
אוראו מארז תות 12 יח' 441.6
גרםממתק אבקה חמוץ- מתוק בטעם תות מארז 6 יח נוטלה 200 גרם גולון טווינס ללא ת.סוכר 147ג' גולון סנדוויץ' שוקולד ל.סוכר 250ג' גולון דיאג'סטיב מוזלי 365ג' מסטיק חמוץ בטעם תות שדה 40 יחידות 328 גרם
מסטיק חמוץ
בטעם מנגו 40 יחידות 328 גרם
מסטיק חמוץ בטעמים שונים 40 יחידות 328 גרם מסטיק חמוץ בטעם דובדבן לימון פסיפלורה 40 יחידות 328 גרם בד"צ טורינו חלב 320ג' בד"צ רגוסה קלאסיק 100ג' הריבו בלוני לבבות 140 גרם
הריבו
נחשים תאומים 154 גרם
הריבו שקית 160 גרם דובי צבעוני הריבו מיקס אדומים 175 גרם הריבו כוכבים 175 גרם ריטר לבן סמרטיס 100 גרם ריטר חלב סמרטיס 100 גרם דוריטוס רוטב דיפ סלסה חריף עדין 300 גרם
דוריטוס רוטב
דיפ נאציו גבינה 280 גרם
דוריטוס רוטב דיפ סלסה חריף 300 גרם דוריטוס רוטב דיפ שמנת חמוצה ושום 280 גרם קווסט עוגיית חלבון שוקולד צ'יפסקווסט עוגיית חלבון חמאת בוטנים שוקולד צ'יפס
מארז לקקן ברבי 30 יח' 390
גרםקינדר ג'וי שלישייה 60 גרם מרשמלו 150 גר – סוניק מארז מקלות מרשמלו יאמס צבעוני 18 יח' 270 גרם מרשמלו פרחים יאמס 160 גרם מרשמלו לבבות יאמס 160 גרם מרשמלו לבבות יאמס כחול לבן 160 גרם
ממתק מרשמלו
פרחים צבעוני בטעם תות וניל 500 גרם BOULOS
ממתק מרשמלו לבבות ורוד לבן בטעם תות וניל 500 גרם BOULOS ממתק מרשמלו מסולסל BOULOSתכלת לבן בטעם תות וניל 500 גרם
ממתק מרשמלו מסולסל
BOULOSורוד לבן בטעם תות וניל 500 גרם
ממתק מרשמלו כריות ורוד,לבן בטעם תות וניל 500 גרם BOULOS ממתק מרשמלו מסולסל צבעוני BOULOSבטעם תות וניל 500 גרם פופין מרשמלו טוויסט אבטיח 120 גרם
פופין
מרשמלו טוויסט אוכמניות 120 גרם
פופין מרשמלו 3D תות שדה 100 גרם קטשופ סרירצ'ה חריף 567ג' סוכריות סודה בצורת אבן נייר ומספרים 216 גרם פס טעים בטעם תותי פרוטי עשירייה 150 גרם
לקקן שרביט הקסמים 24
גרםפס טעים בטעם תות עשירייה 150 גרם פס טעים בטעם אבטיח עשירייה 150 גרם עיד פרש דפי מנטה תות אדום 0.6 גרם לארבי מרשמלו אבטיח 180ג' לארבי מרשמלו לב 180ג' לארבי מרשמלו פרח 180ג'
הריבו מרשמלו ורוד
לבן 175ג'
הריבו מרשמלו אקזוטיק 175ג' WOW Z קלסטרס פירות 85 גרם WOW Z קלסטרס פירות יער 85 גרם שוקולד Angel hair צמר גפן עם פיסטוק 150 גרם טבלת שוקולד דובאי לבן 200 גרם
טבלת שוקולד דובאי חלב 200
גרםWOW Z רופ משפחתי פירות 100 גרם מקל סבא צבעוני 144 גרם מקל סבא כחול לבן 144 גרם מקל סבא ורוד לבן 144 גרם קלבי חטיף צ'יפס שוקולד 40 גרם גולון דיאג'סטיב תפוז 280ג' גולון באטר פליי 495ג'
לינדור חלב 600
גרםפולרטי חטיפי קרח 400 מ"ל ורוד ממרח נוטלה טבעוני 350 גרם טבלת פררו רושר שוקולד מריר 70% 90 גרם ביצת קינדר קלאסי שלישייה 60 גרם מסטיק אגוגו בטעם פירות 40 יחידות 330 גרם
ריצ סנדביץ גליל בטעם גבינה 91
גרםמרשמלו כובע כחול לבן 500 גרם מרשמלו מיני כחול פיני 500 ג מרשמלו מיני ורוד פיני 500 ג מרשמלו גולף כחול 500 גרם מרשמלו גולף אדום 500 גרם סוכריות סודה בצורת טטריס 216 גרם
סוכריות סודה בצורת כלי עבודה 216
גרםסוויטאנגו אבקה להכנת אייס קפה 250 גרם סוויטאנגו ממתיק 700 גרם סוכריות סודה בצורת חותמת 198 גרם סוכריות סודה בצורת פיצה 180 גרם מרשמלו חטיפי העמק 30 גרם ממרח תמרים 450 גרם קליית גת
שקית
ההפתעות ממתקים "חגשבי" בינוניטרנד לארבי מנגו וקשיו 28ג' טרנד לארבי תות שלם מיובש לבן 60ג' טרנד לארבי תות שלם מיובש שוקו 60ג' טרנד לארבי תות שלם מיובש מאצ'ה 60ג' מארז ממתקים שקית הפתעה טסהג'מבו
טורטילה צ'יפס בטעם גבינת נאצ'ו 100 גרם
ג'מבו טורטילה צ'יפס בטעם ברביקיו 100 גרם שקית שימחת תורה בינוניתתערובת להכנת צ'ורוס 500ג' פילסברי קרם גבינת שמנת 453 גרם פילסברי ציפוי קרמל מלוח 453ג'
פילסברי קרם
קרמל 453 גרם
פילסברי ציפוי וניל ל.ת.סוכר 454ג' ריסז רוטב ח.בוטנים 198ג' קינדר הפי היפו חמישייה 105 גרם צ'יטוס מק אנד צ'יז פליימינג הוט 160ג' הריבו קינדר מיקס 375ג' הריבו לשון תוססת ל. ג'לטין 185ג'
מסטיק מנטוס תות
שדה חמוץ 60 גרם
מסטיק מנטוס תפוח ירוק חמוץ 60 גרם אוראו עוגה סנדביץ שוקולד תפוז 88 גרם ריצ סנדביץ דאבל גבינה 67 גרם ריצ סנדביץ דאבל לימון 67 גרם ריצ סנדביץ גבינה מלוחה 67 גרם
אוראו קופסא עוגת יומולדת 97
גרםאוראו תות שדה 97 גרם אמ אנד אמס שוקו חום 363ג'- K אמ אנד אמס צהוב בוטנים 125ג' אמ אנד אמס קריספי כחול 309ג' אמ אנד אמס פאוצ' חום 125ג'- K פופפולי פופקורן 240 גרם צדר חלפיניו
פופפולי פופקורן 240 גרם
מתוק מלוחפופפולי פופקורן 240 גרם מרשמלו פופפולי פופקורן 240 גרם חמאה סינמה פופפולי פופקורן 240 גרם טבעי פופפולי פופקורן 240 גרם חמאה אורגני פופפולי פופקורן 240 גרם מלח ים
פופפולי פופקורן 240 גרם מלח ים
ופלפלפופפולי פופקורן 240 גרם קרמל מלוח פופפולי פופקורן 240 גרם צדר לבן פופפולי פופקורן 240 גרם צדר צהוב פופפולי פופקורן 240 גרם חמאה מופחת שומן פופפולי פופקורן 240 גרם חמאה
פופפולי פופקורן 240 גרם קינמון
טוסטפופפולי פופקורן 240 גרם צדר חריף נסטלה 8יח אבקת שוקו מרשמלו 193.6ג' צ'ופה צ'ופס שערות סבתא מסטיק בטעם אבטיח 11 גרם צופה צופס שערות סבתא מסטיק בטעם פירות 11 גרם לקקן ג'ל לב תות 156 גרם
לקקן
ג'ל בטעם אבטיח 156 גרם
לקקן ג'ל בטעם קולה 156 גרם לקקן בטעם גלידת שוקו קרמל 200 גרם לקקן ברווזון בטעם תות שדה 240 גרם מארז 8 יח' לקקן ברבי 80 גרם מארז לקקן בטעם גלידת תות 200 גרם לקקן ברבי 13 גרם
מייק
אנד אייק פטל כחול חמוץ 120 גרם
ROVELLI שוקולד בעיצוב דבורה פרלינים 800 גרם ROVELLI שוקולד חג שמח חום זהב חלב פרלינים 800 גרם שופר פלסטיק טבעי 22 ס"מ צלחת "8 שנה טובה - 10 יח'
צלחת "10 שנה טובה